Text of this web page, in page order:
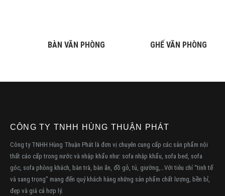
BÀN VĂN PHÒNG GHẾ VĂN PHÒNG
CÔNG TY TNHH HÙNG THUẬN PHÁT
Công ty TNHH Hùng Thuận Phát là đơn vị chuyên cung cấp các sản phẩm nội
thất cáo cấp trong nước và nhập khẩu như: sofa nhập khẩu, sofa bed, sofa
góc, sofa phòng khách, bàn trà, bàn ăn, đồ gỗ, tủ, giường,…Với tiêu chí “tinh tế
và sang trọng” mang đến quý khách hàng những sản phẩm chất lượng, bền bỉ,
đẹp và giá cả hợp lý.